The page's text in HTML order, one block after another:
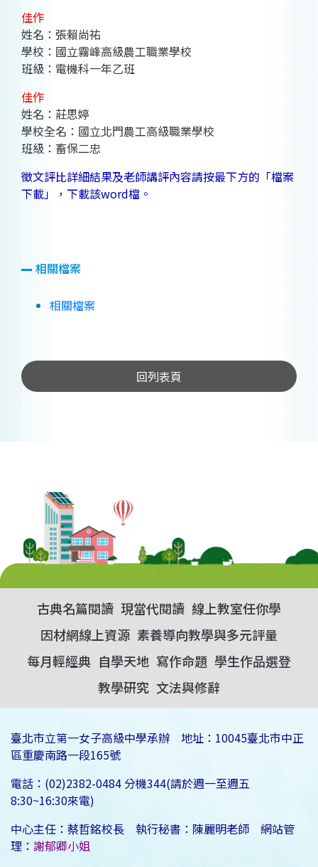
佳作
姓名：張賴尚祐
學校：國立霧峰高級農工職業學校
班級：電機科一年乙班
佳作
姓名：莊思婷
學校全名：國立北門農工高級職業學校
班級：畜保二忠
徵文評比詳細結果及老師講評內容請按最下方的「檔案
下載」，下載該word檔。
相關檔案
相關檔案
回列表頁
古典名篇閱讀 現當代閱讀 線上教室任你學
因材網線上資源 素養導向教學與多元評量
每月輕經典 自學天地 寫作命題 學生作品選登
教學研究 文法與修辭
臺北市立第一女子高級中學承辦 地址：10045臺北市中正
區重慶南路一段165號
電話：(02)2382-0484 分機344(請於週一至週五
8:30~16:30來電)
中心主任：蔡哲銘校長 執行秘書：陳麗明老師 網站管
理： 謝郁卿小姐